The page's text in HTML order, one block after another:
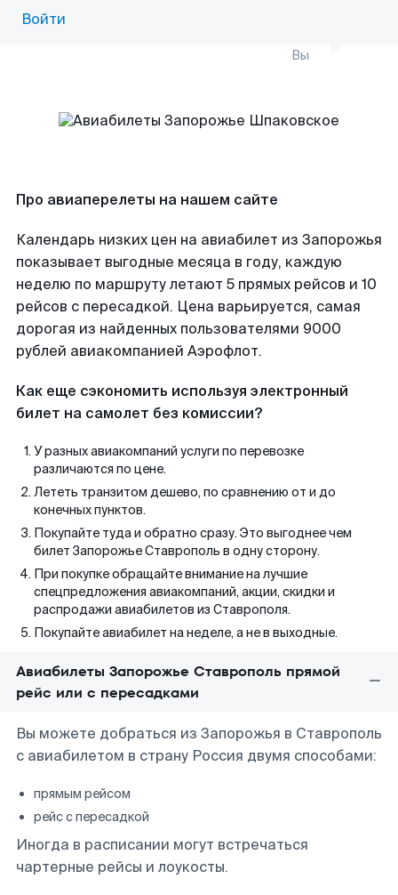
Войти
Вы
Про авиаперелеты на нашем сайте
Календарь низких цен на авиабилет из Запорожья
показывает выгодные месяца в году, каждую
неделю по маршруту летают 5 прямых рейсов и 10
рейсов с пересадкой. Цена варьируется, самая
дорогая из найденных пользователями 9000
рублей авиакомпанией Аэрофлот.
Как еще сэкономить используя электронный
билет на самолет без комиссии?
У разных авиакомпаний услуги по перевозке
различаются по цене.
Лететь транзитом дешево, по сравнению от и до
конечных пунктов.
Покупайте туда и обратно сразу. Это выгоднее чем
билет Запорожье Ставрополь в одну сторону.
При покупке обращайте внимание на лучшие
спецпредложения авиакомпаний, акции, скидки и
распродажи авиабилетов из Ставрополя.
Покупайте авиабилет на неделе, а не в выходные.
Авиабилеты Запорожье Ставрополь прямой
рейс или с пересадками
Вы можете добраться из Запорожья в Ставрополь
с авиабилетом в страну Россия двумя способами:
прямым рейсом
рейс с пересадкой
Иногда в расписании могут встречаться
чартерные рейсы и лоукосты.